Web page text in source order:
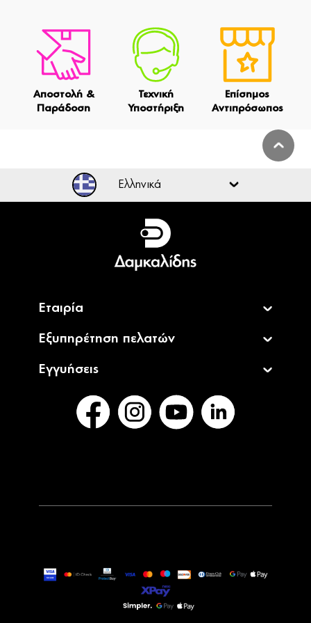
Αποστολή &
Παράδοση
Τεχνική
Υποστήριξη
Επίσημος
Αντιπρόσωπος
Ελληνικά
Ελληνικά
English
Εταιρία
Εξυπηρέτηση πελατών
Εγγυήσεις